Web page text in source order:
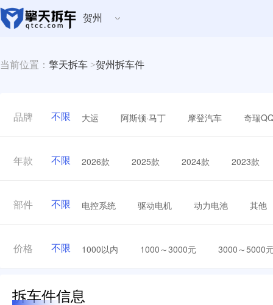
贺州
当前位置： 擎天拆车 >贺州拆车件
品牌 不限 大运 阿斯顿·马丁 摩登汽车 奇瑞
年款 不限 2026款 2025款 2024款 2023款
部件 不限 电控系统 驱动电机 动力电池 其他
价格 不限 1000以内 1000～3000元 3000～5000
拆车件信息